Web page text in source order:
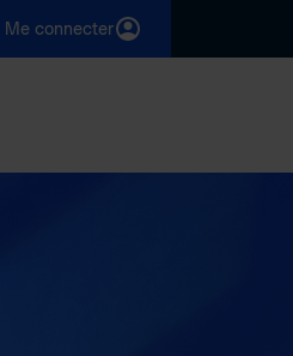
Me connecter